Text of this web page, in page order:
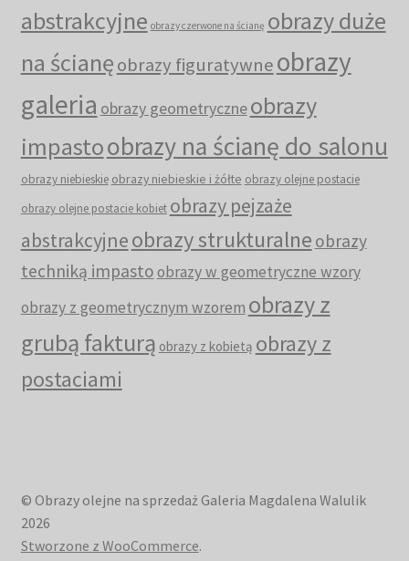
abstrakcyjne obrazy czerwone na ścianę obrazy duże
na ścianęobrazy figuratywneobrazy
galeria obrazy geometryczneobrazy
impastoobrazy na ścianę do salonu
obrazy niebieskie obrazy niebieskie i żółte obrazy olejne postacie
obrazy olejne postacie kobiet obrazy pejzaże
abstrakcyjneobrazy strukturalne obrazy
techniką impastoobrazy w geometryczne wzory
obrazy z geometrycznym wzorem obrazy z
grubą fakturą obrazy z kobietą obrazy z
postaciami
© Obrazy olejne na sprzedaż Galeria Magdalena Walulik
2026
Stworzone z WooCommerce.